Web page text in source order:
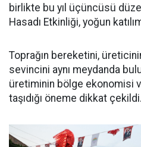
birlikte bu yıl üçüncüsü
Hasadı Etkinliği, yoğun
Toprağın bereketini,
sevincini aynı meydanda
üretiminin bölge ekonomisi
taşıdığı öneme dikkat çekildi.